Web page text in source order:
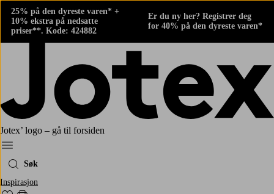
25% på den dyreste varen* +
10% ekstra på nedsatte
priser**. Kode: 424882
Er du ny her? Registrer deg
for 40% på den dyreste varen*
Jotex’ logo – gå til forsiden
Meny
Søk
Inspirasjon